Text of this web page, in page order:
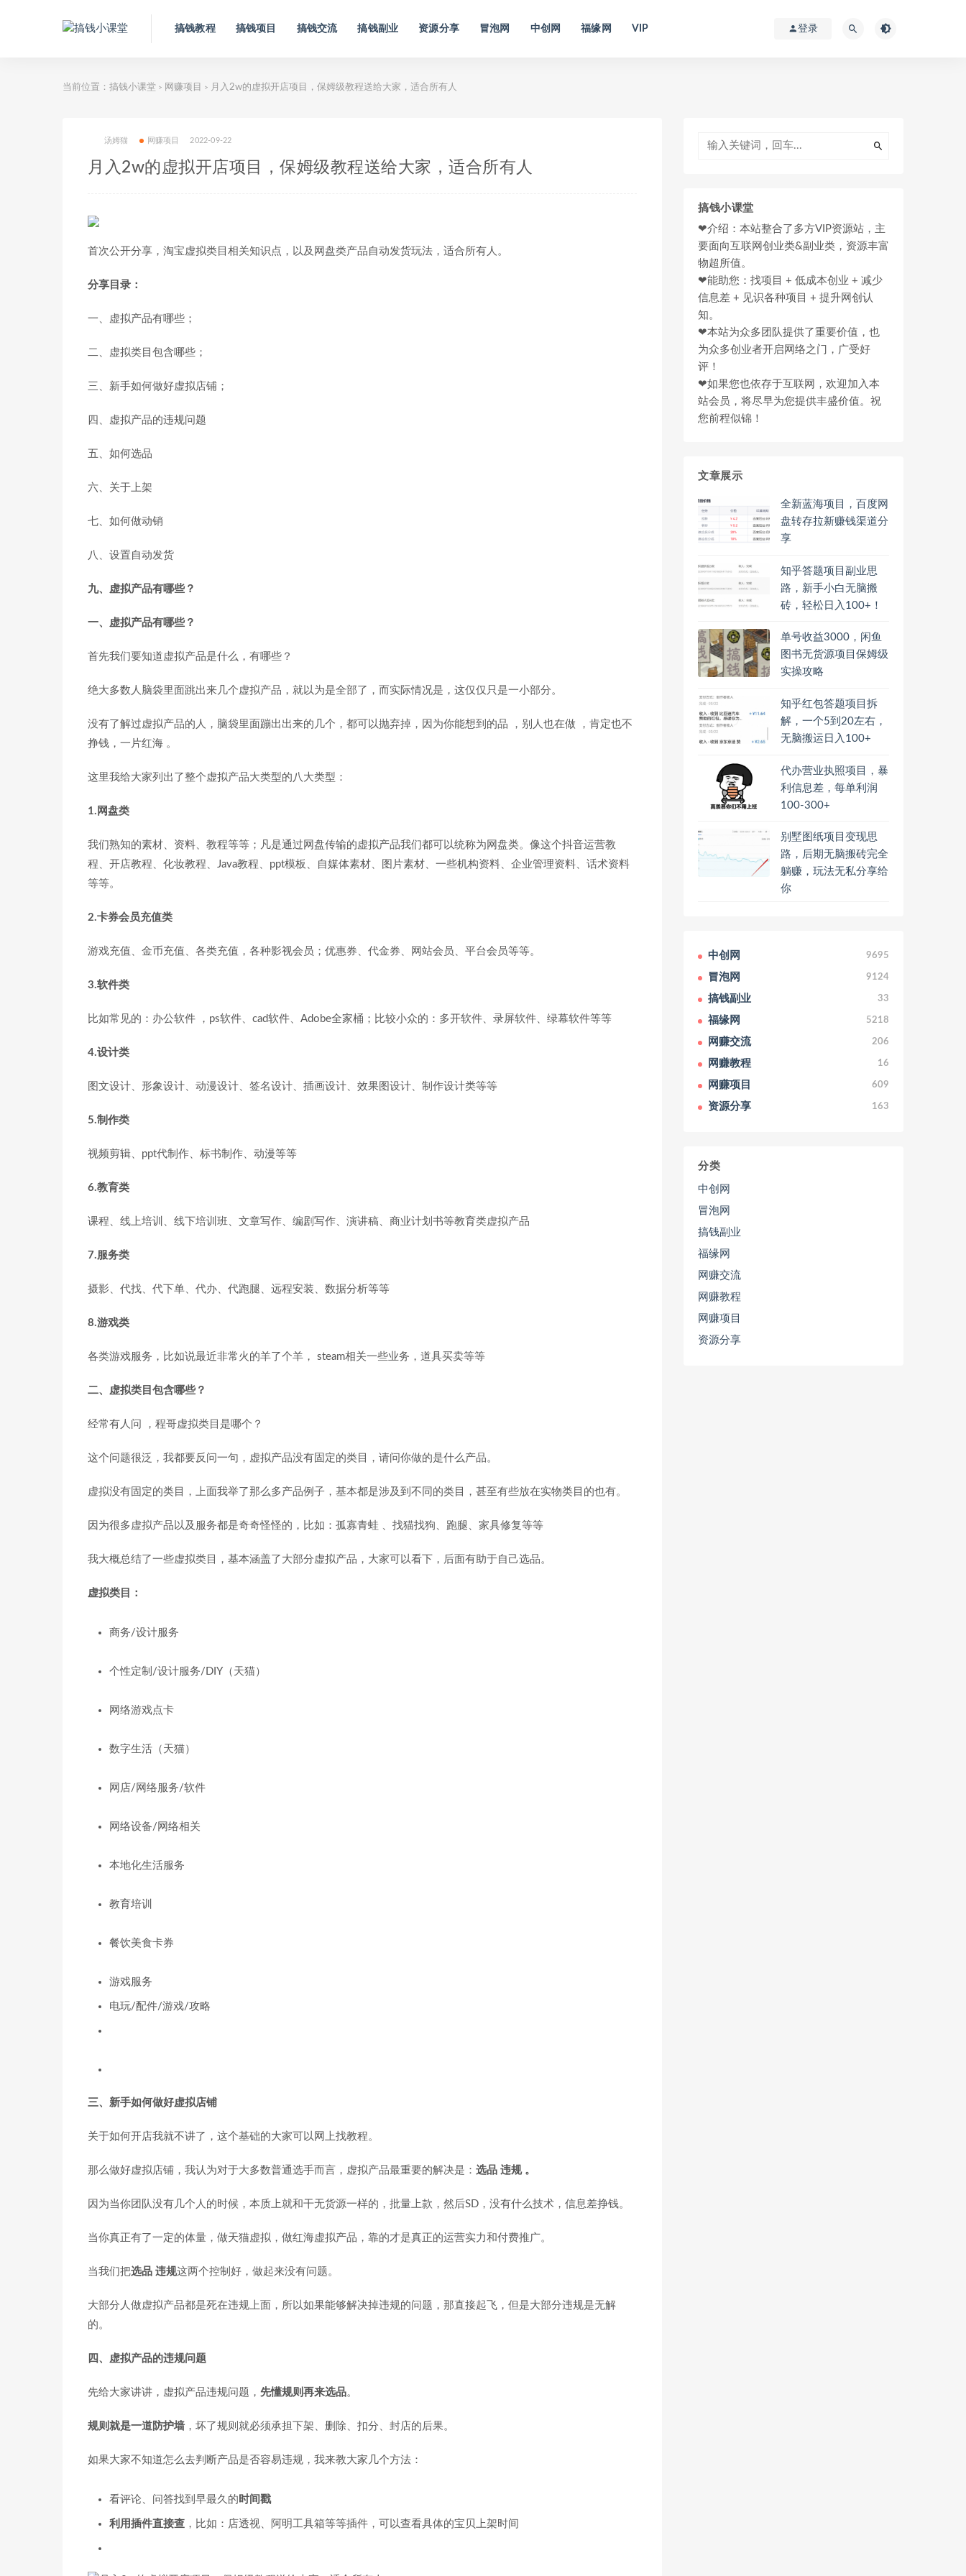
搞钱教程 搞钱项目 搞钱交流 搞钱副业 资源分享 冒泡网 中创网 福缘网 VIP 登录
当前位置： 搞钱小课堂 > 网赚项目 > 月入2w的虚拟开店项目，保姆级教程送给大家，适合所有人
汤姆猫 网赚项目 2022-09-22
月入2w的虚拟开店项目，保姆级教程送给大家，适合所有人
首次公开分享，淘宝虚拟类目相关知识点，以及网盘类产品自动发货玩法，适合所有人。
分享目录：
一、虚拟产品有哪些；
二、虚拟类目包含哪些；
三、新手如何做好虚拟店铺；
四、虚拟产品的违规问题
五、如何选品
六、关于上架
七、如何做动销
八、设置自动发货
九、虚拟产品有哪些？
一、虚拟产品有哪些？
首先我们要知道虚拟产品是什么，有哪些？
绝大多数人脑袋里面跳出来几个虚拟产品，就以为是全部了，而实际情况是，这仅仅只是一小部分。
没有了解过虚拟产品的人，脑袋里面蹦出出来的几个，都可以抛弃掉，因为你能想到的品 ，别人也在做 ，肯定也不
挣钱，一片红海 。
这里我给大家列出了整个虚拟产品大类型的八大类型：
1.网盘类
我们熟知的素材、资料、教程等等；凡是通过网盘传输的虚拟产品我们都可以统称为网盘类。像这个抖音运营教
程、开店教程、化妆教程、Java教程、ppt模板、自媒体素材、图片素材、一些机构资料、企业管理资料、话术资料
等等。
2.卡券会员充值类
游戏充值、金币充值、各类充值，各种影视会员；优惠券、代金券、网站会员、平台会员等等。
3.软件类
比如常见的：办公软件 ，ps软件、cad软件、Adobe全家桶；比较小众的：多开软件、录屏软件、绿幕软件等等
4.设计类
图文设计、形象设计、动漫设计、签名设计、插画设计、效果图设计、制作设计类等等
5.制作类
视频剪辑、ppt代制作、标书制作、动漫等等
6.教育类
课程、线上培训、线下培训班、文章写作、编剧写作、演讲稿、商业计划书等教育类虚拟产品
7.服务类
摄影、代找、代下单、代办、代跑腿、远程安装、数据分析等等
8.游戏类
各类游戏服务，比如说最近非常火的羊了个羊， steam相关一些业务，道具买卖等等
二、虚拟类目包含哪些？
经常有人问 ，程哥虚拟类目是哪个？
这个问题很泛，我都要反问一句，虚拟产品没有固定的类目，请问你做的是什么产品。
虚拟没有固定的类目，上面我举了那么多产品例子，基本都是涉及到不同的类目，甚至有些放在实物类目的也有。
因为很多虚拟产品以及服务都是奇奇怪怪的，比如：孤寡青蛙 、找猫找狗、跑腿、家具修复等等
我大概总结了一些虚拟类目，基本涵盖了大部分虚拟产品，大家可以看下，后面有助于自己选品。
虚拟类目：
商务/设计服务
个性定制/设计服务/DIY（天猫）
网络游戏点卡
数字生活（天猫）
网店/网络服务/软件
网络设备/网络相关
本地化生活服务
教育培训
餐饮美食卡券
游戏服务
电玩/配件/游戏/攻略
三、新手如何做好虚拟店铺
关于如何开店我就不讲了，这个基础的大家可以网上找教程。
那么做好虚拟店铺，我认为对于大多数普通选手而言，虚拟产品最重要的解决是： 选品 违规 。
因为当你团队没有几个人的时候，本质上就和干无货源一样的，批量上款，然后SD，没有什么技术，信息差挣钱。
当你真正有了一定的体量，做天猫虚拟，做红海虚拟产品，靠的才是真正的运营实力和付费推广。
当我们把选品 违规这两个控制好，做起来没有问题。
大部分人做虚拟产品都是死在违规上面，所以如果能够解决掉违规的问题，那直接起飞，但是大部分违规是无解
的。
四、虚拟产品的违规问题
先给大家讲讲，虚拟产品违规问题， 先懂规则再来选品。
规则就是一道防护墙，坏了规则就必须承担下架、删除、扣分、封店的后果。
如果大家不知道怎么去判断产品是否容易违规，我来教大家几个方法：
看评论、问答找到早最久的时间戳
利用插件直接查 ，比如：店透视、阿明工具箱等等插件，可以查看具体的宝贝上架时间
搞钱小课堂
❤介绍：本站整合了多方VIP资源站，主
要面向互联网创业类&副业类，资源丰富
物超所值。
❤能助您：找项目 + 低成本创业 + 减少
信息差 + 见识各种项目 + 提升网创认
知。
❤本站为众多团队提供了重要价值，也
为众多创业者开启网络之门，广受好
评！
❤如果您也依存于互联网，欢迎加入本
站会员，将尽早为您提供丰盛价值。祝
您前程似锦！
文章展示
全新蓝海项目，百度网
盘转存拉新赚钱渠道分
享
知乎答题项目副业思
路，新手小白无脑搬
砖，轻松日入100+！
单号收益3000，闲鱼
图书无货源项目保姆级
实操攻略
知乎红包答题项目拆
解，一个5到20左右，
无脑搬运日入100+
代办营业执照项目，暴
利信息差，每单利润
100-300+
别墅图纸项目变现思
路，后期无脑搬砖完全
躺赚，玩法无私分享给
你
中创网 9695
冒泡网 9124
搞钱副业 33
福缘网 5218
网赚交流 206
网赚教程 16
网赚项目 609
资源分享 163
分类
中创网
冒泡网
搞钱副业
福缘网
网赚交流
网赚教程
网赚项目
资源分享